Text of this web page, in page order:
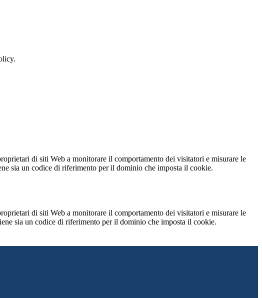
di siti Web a monitorare il comportamento dei visitatori e misurare le
sia un codice di riferimento per il dominio che imposta il cookie.
di siti Web a monitorare il comportamento dei visitatori e misurare le
sia un codice di riferimento per il dominio che imposta il cookie.